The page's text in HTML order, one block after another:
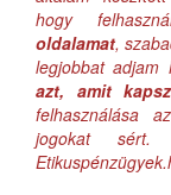
hogy
oldalamat,
legjobbat
azt, amit
felhasználása
jogokat sért.